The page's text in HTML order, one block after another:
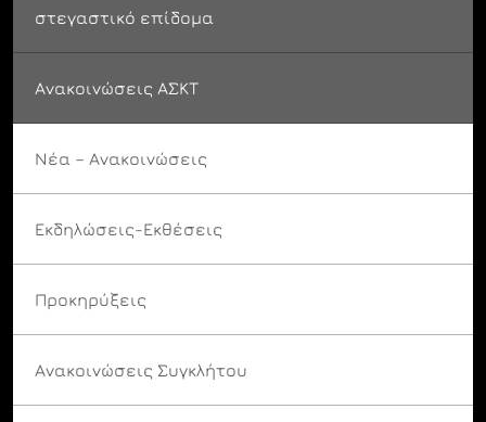
στεγαστικό επίδομα
Ανακοινώσεις ΑΣΚΤ
Νέα – Ανακοινώσεις
Εκδηλώσεις-Εκθέσεις
Προκηρύξεις
Ανακοινώσεις Συγκλήτου